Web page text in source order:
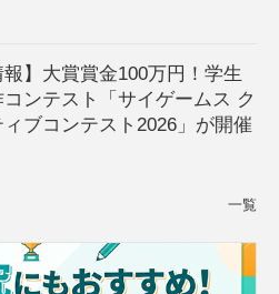
報】大賞賞金100万円！学生
ンテスト「サイゲームス ク
ィブコンテスト2026」が開催
一覧